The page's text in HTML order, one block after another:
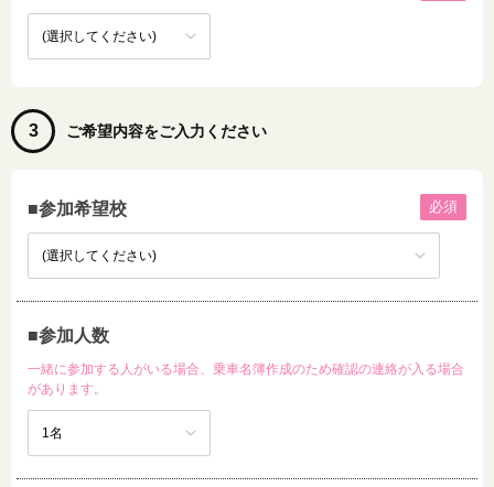
3 ご希望内容をご入力ください
■参加希望校 必須
■参加人数
一緒に参加する人がいる場合、乗車名簿作成のため確認の連絡が入る場合
があります。